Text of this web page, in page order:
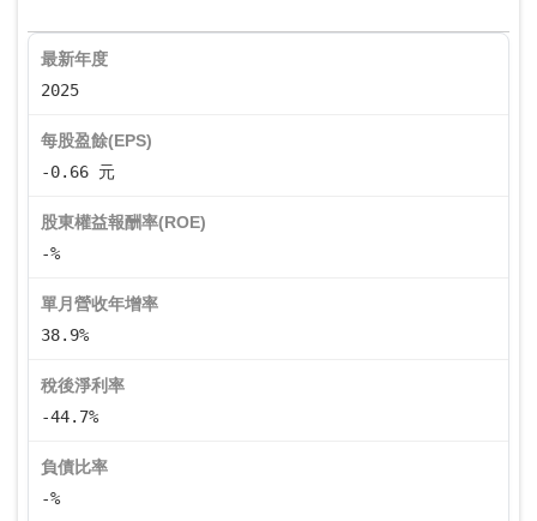
最新年度
2025
每股盈餘(EPS)
-0.66 元
股東權益報酬率(ROE)
-%
單月營收年增率
38.9%
稅後淨利率
-44.7%
負債比率
-%